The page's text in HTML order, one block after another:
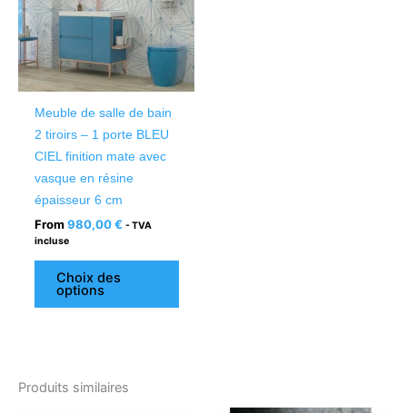
Meuble de salle de bain
2 tiroirs – 1 porte BLEU
CIEL finition mate avec
vasque en résine
épaisseur 6 cm
From 980,00€ - TVA
incluse
Choix des
options
variations.
Les
options
peuvent
Produits similaires